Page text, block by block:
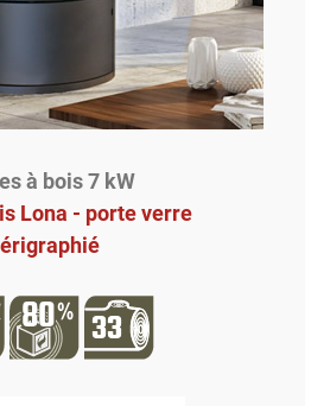
à bois 7 kW
Lona - porte verre